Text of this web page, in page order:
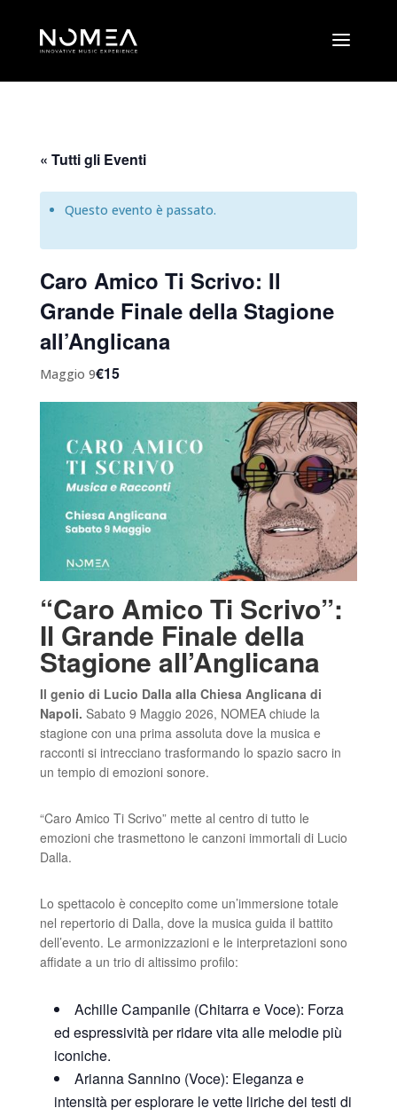
« Tutti gli Eventi
Questo evento è passato.
Caro Amico Ti Scrivo: Il
Grande Finale della Stagione
all’Anglicana
Maggio 9€15
“Caro Amico Ti Scrivo”:
Il Grande Finale della
Stagione all’Anglicana
Il genio di Lucio Dalla alla Chiesa Anglicana di
Napoli. Sabato 9 Maggio 2026, NOMEA chiude la
stagione con una prima assoluta dove la musica e
racconti si intrecciano trasformando lo spazio sacro in
un tempio di emozioni sonore.
“Caro Amico Ti Scrivo” mette al centro di tutto le
emozioni che trasmettono le canzoni immortali di Lucio
Dalla.
Lo spettacolo è concepito come un’immersione totale
nel repertorio di Dalla, dove la musica guida il battito
dell’evento. Le armonizzazioni e le interpretazioni sono
affidate a un trio di altissimo profilo:
Achille Campanile (Chitarra e Voce): Forza
ed espressività per ridare vita alle melodie più
iconiche.
Arianna Sannino (Voce): Eleganza e
intensità per esplorare le vette liriche dei testi di